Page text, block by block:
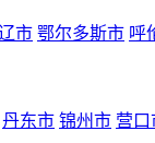
市 鄂尔多斯市 呼
丹东市 锦州市 营口